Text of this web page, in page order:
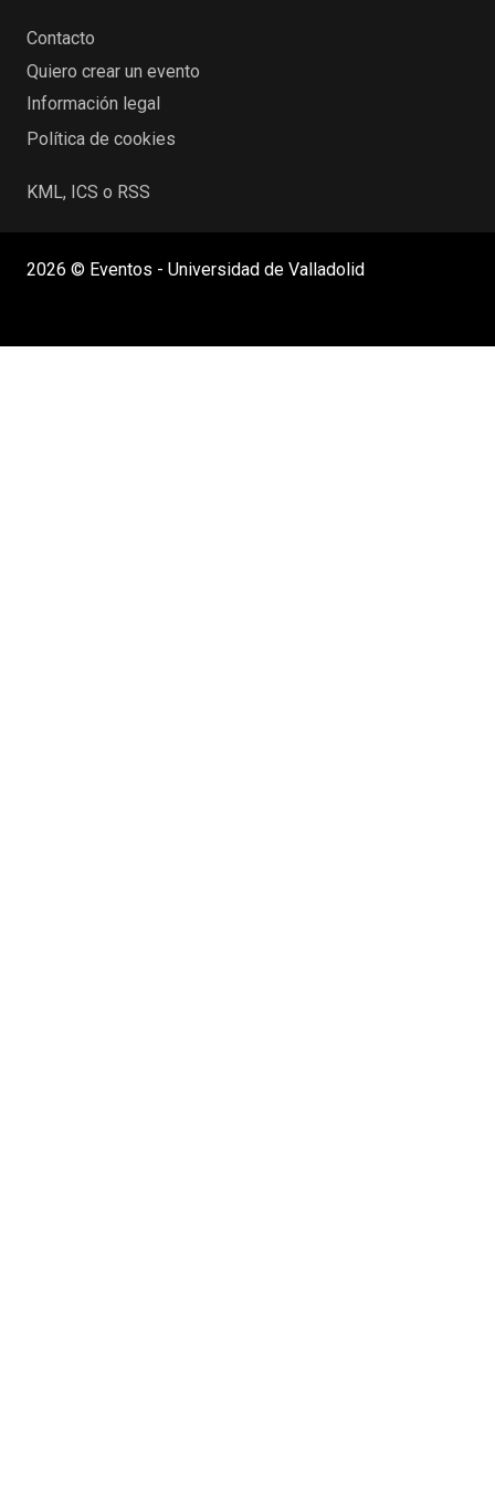
Contacto
Quiero crear un evento
Información legal
Política de cookies
KML, ICS o RSS
2026 © Eventos - Universidad de Valladolid